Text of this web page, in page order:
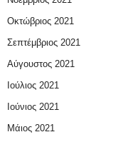
Οκτώβριος 2021
Σεπτέμβριος 2021
Αύγουστος 2021
Ιούλιος 2021
Ιούνιος 2021
Μάιος 2021